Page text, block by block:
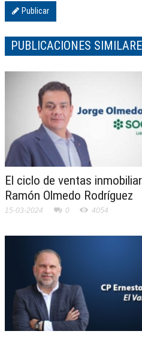
Publicar
PUBLICACIONES
El ciclo de ventas
Ramón Olmedo Rodríguez
15-03-2024 0 4054